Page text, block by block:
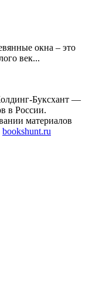
окна – это
век...
Буксхант —
в России.
материалов
bookshunt.ru